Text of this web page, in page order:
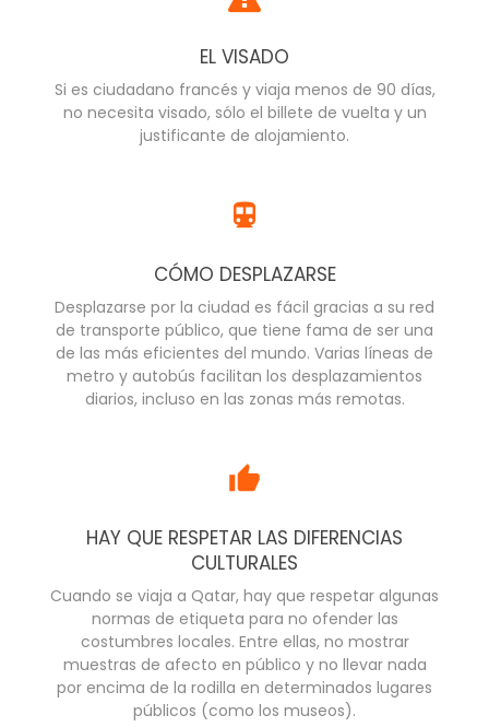
EL VISADO
Si es ciudadano francés y viaja menos de 90 días,
no necesita visado, sólo el billete de vuelta y un
justificante de alojamiento.
CÓMO DESPLAZARSE
Desplazarse por la ciudad es fácil gracias a su red
de transporte público, que tiene fama de ser una
de las más eficientes del mundo. Varias líneas de
metro y autobús facilitan los desplazamientos
diarios, incluso en las zonas más remotas.
HAY QUE RESPETAR LAS DIFERENCIAS
CULTURALES
Cuando se viaja a Qatar, hay que respetar algunas
normas de etiqueta para no ofender las
costumbres locales. Entre ellas, no mostrar
muestras de afecto en público y no llevar nada
por encima de la rodilla en determinados lugares
públicos (como los museos).